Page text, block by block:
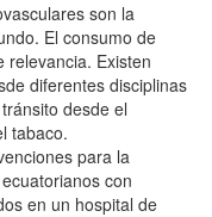
son la
El consumo de
relevancia. Existen
diferentes disciplinas
desde el
tabaco.
para la
con
en un hospital de